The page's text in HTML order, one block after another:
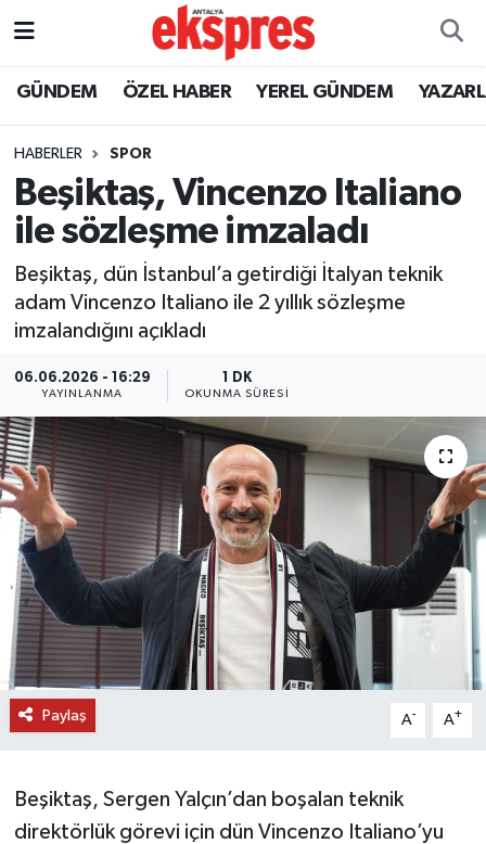
GÜNDEM ÖZEL HABER YEREL GÜNDEM
HABERLER SPOR
Beşiktaş, Vincenzo Italiano
ile sözleşme imzaladı
Beşiktaş, dün İstanbul’a getirdiği İtalyan teknik
adam Vincenzo Italiano ile 2 yıllık sözleşme
imzalandığını açıkladı
06.06.2026 - 16:29
YAYINLANMA
1 DK
OKUNMA SÜRESI
Paylaş A- A+
Beşiktaş, Sergen Yalçın’dan boşalan teknik
direktörlük görevi için dün Vincenzo Italiano’yu
ÖZEL HABER
YEREL GÜNDEM
EKONOMİ
KÜLTÜR - SANAT
SİYASET
SAĞLIK
DÜNYA
EĞİTİM
TURİZM
RÖPORTAJ
YAZARLAR
Nöbetçi Eczaneler
Trafik Durumu
Süper Lig Puan Durumu ve Fikstür
Tüm Manşetler
Haber Arşivi